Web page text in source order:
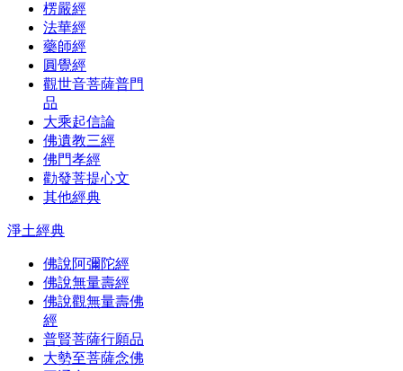
楞嚴經
法華經
藥師經
圓覺經
觀世音菩薩普門
品
大乘起信論
佛遺教三經
佛門孝經
勸發菩提心文
其他經典
淨土經典
佛說阿彌陀經
佛說無量壽經
佛說觀無量壽佛
經
普賢菩薩行願品
大勢至菩薩念佛